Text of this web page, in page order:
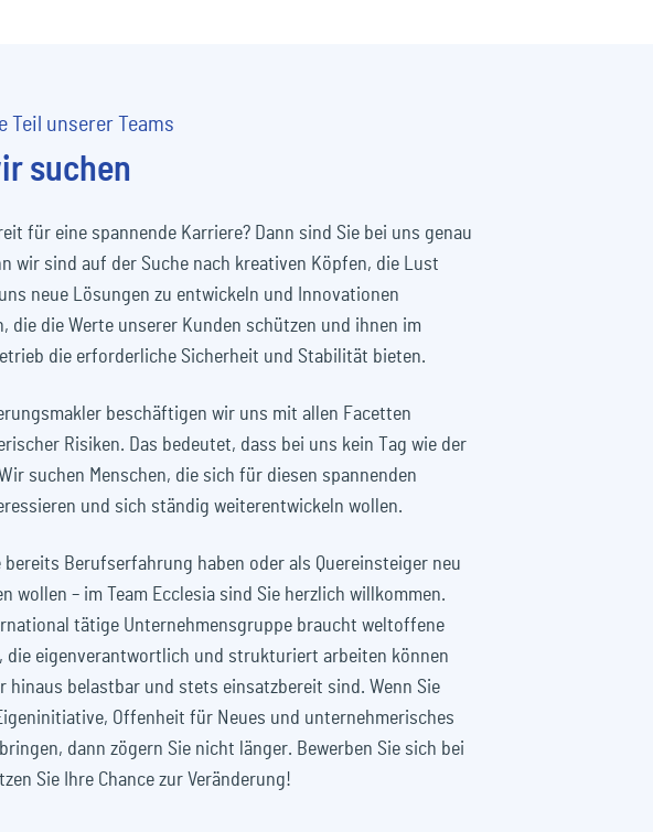
Teil unserer Teams
suchen
für eine spannende Karriere? Dann sind Sie bei uns genau
wir sind auf der Suche nach kreativen Köpfen, die Lust
neue Lösungen zu entwickeln und Innovationen
die die Werte unserer Kunden schützen und ihnen im
die erforderliche Sicherheit und Stabilität bieten.
beschäftigen wir uns mit allen Facetten
Risiken. Das bedeutet, dass bei uns kein Tag wie der
suchen Menschen, die sich für diesen spannenden
und sich ständig weiterentwickeln wollen.
bereits Berufserfahrung haben oder als Quereinsteiger neu
wollen – im Team Ecclesia sind Sie herzlich willkommen.
tätige Unternehmensgruppe braucht weltoffene
die eigenverantwortlich und strukturiert arbeiten können
hinaus belastbar und stets einsatzbereit sind. Wenn Sie
Offenheit für Neues und unternehmerisches
dann zögern Sie nicht länger. Bewerben Sie sich bei
Sie Ihre Chance zur Veränderung!